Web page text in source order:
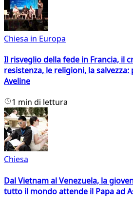
Chiesa in Europa
Il risveglio della fede in Francia, il
resistenza, le religioni, la
Aveline
1 min di lettura
Chiesa
Dal Vietnam al Venezuela, la
tutto il mondo attende il Papa ad